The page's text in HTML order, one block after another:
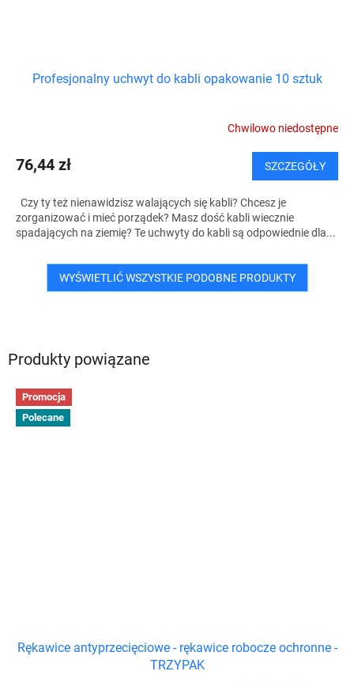
Produkty powiązane
Promocja
Polecane
Rękawice antyprzecięciowe - rękawice robocze ochronne -
TRZYPAK
Profesjonalny uchwyt do kabli opakowanie 10 sztuk
Chwilowo niedostępne
76,44 zł SZCZEGÓŁY
Czy ty też nienawidzisz walających się kabli? Chcesz je
zorganizować i mieć porządek? Masz dość kabli wiecznie
spadających na ziemię? Te uchwyty do kabli są odpowiednie dla...
WYŚWIETLIĆ WSZYSTKIE PODOBNE PRODUKTY